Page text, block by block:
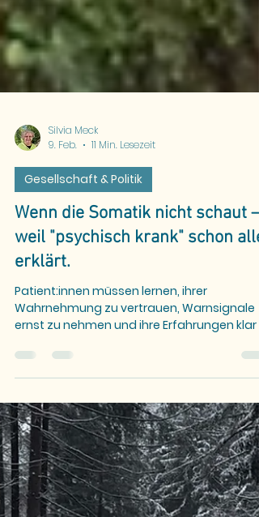
Silvia Meck
9. Feb.
11 Min. Lesezeit
Gesellschaft & Politik
weil "psychisch krank" schon
erklärt.
Patient:innen müssen lernen, ihrer
kommunizieren – auch wenn das System
oder einzelne Fachkräfte diese nicht immer
vollständig erkennen.